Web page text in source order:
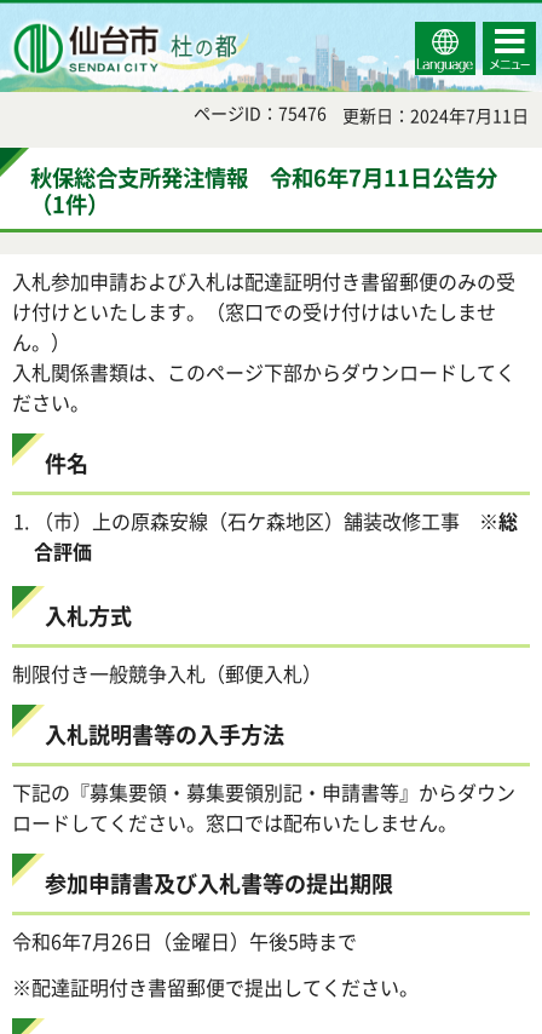
Select
Language
コンテ
ンツメ
ニュー
ページID：75476 更新日：2024年7月11日
秋保総合支所発注情報 令和6年7月11日公告分
（1件）
入札参加申請および入札は配達証明付き書留郵便のみの受
け付けといたします。（窓口での受け付けはいたしませ
ん。）
入札関係書類は、このページ下部からダウンロードしてく
ださい。
件名
（市）上の原森安線（石ケ森地区）舗装改修工事 ※総
合評価
入札方式
制限付き一般競争入札（郵便入札）
入札説明書等の入手方法
下記の『募集要領・募集要領別記・申請書等』からダウン
ロードしてください。窓口では配布いたしません。
参加申請書及び入札書等の提出期限
令和6年7月26日（金曜日）午後5時まで
※配達証明付き書留郵便で提出してください。